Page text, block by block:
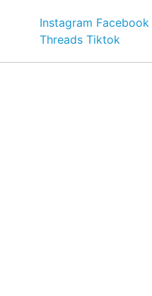
Instagram Facebook
Threads Tiktok